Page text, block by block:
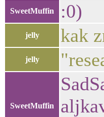
SweetMuffin :0)
jelly kak
jelly
SweetMuffin